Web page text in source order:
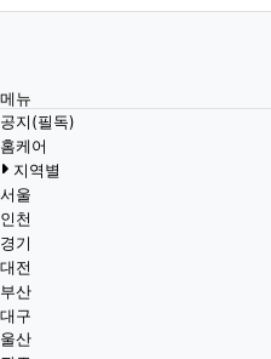
메뉴
공지(필독)
홈케어
지역별
서울
인천
경기
대전
부산
대구
울산